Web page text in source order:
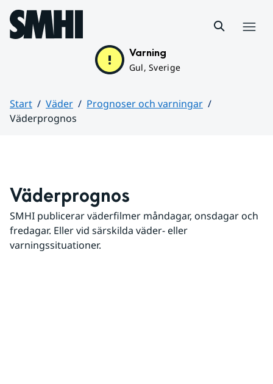
Hoppa till sidans innehåll
Varning
Gul, Sverige
Start Väder
Prognoser och varningar
Väderprognos
Väderprognos
SMHI publicerar väderfilmer måndagar, onsdagar och
fredagar. Eller vid särskilda väder- eller
varningssituationer.